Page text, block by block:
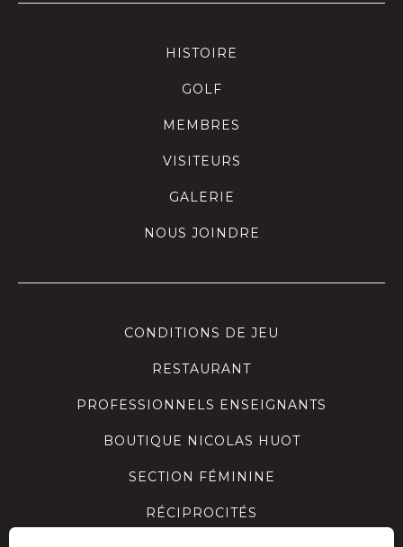
HISTOIRE
GOLF
MEMBRES
VISITEURS
GALERIE
NOUS JOINDRE
CONDITIONS DE JEU
RESTAURANT
PROFESSIONNELS ENSEIGNANTS
BOUTIQUE NICOLAS HUOT
SECTION FÉMININE
RÉCIPROCITÉS